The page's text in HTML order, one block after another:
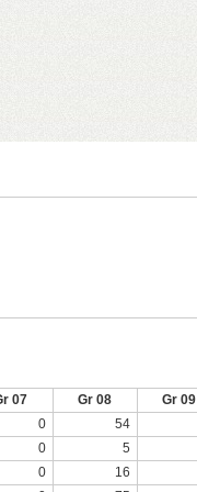
07 Gr 08 Gr 09
0 54
0 5
0 16